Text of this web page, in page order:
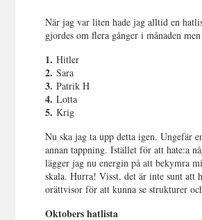
När jag var liten hade jag alltid en
gjordes om flera gånger i månaden
1.Hitler
2.Sara
3.Patrik H
4.Lotta
5.Krig
Nu ska jag ta upp detta igen. Ungefär
annan tappning. Istället för att hate:a
lägger jag nu energin på att bekymra
skala. Hurra! Visst, det är inte sunt att
orättvisor för att kunna se strukturer
Oktobers hatlista